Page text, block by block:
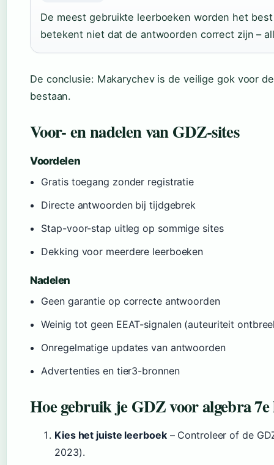
De meest gebruikte leerboeken worden het
betekent niet dat de antwoorden correct zijn –
De conclusie: Makarychev is de veilige gok voor
bestaan.
Voor- en nadelen van GDZ-sites
Voordelen
Gratis toegang zonder registratie
Directe antwoorden bij tijdgebrek
Stap-voor-stap uitleg op sommige sites
Dekking voor meerdere leerboeken
Nadelen
Geen garantie op correcte antwoorden
Weinig tot geen EEAT-signalen (auteuriteit
Onregelmatige updates van antwoorden
Advertenties en tier3-bronnen
Hoe gebruik je GDZ voor algebra 7e
Kies het juiste leerboek– Controleer of de
2023).